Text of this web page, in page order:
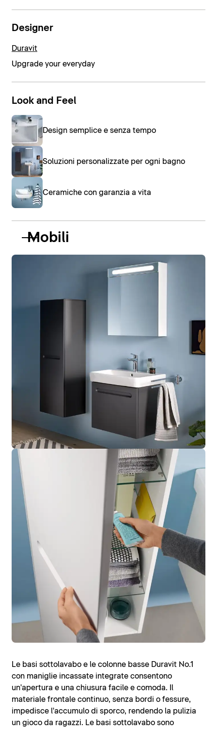
Designer
Duravit
Upgrade your everyday
Look and Feel
Design semplice e senza tempo
Soluzioni personalizzate per ogni bagno
Ceramiche con garanzia a vita
Mobili
Le basi sottolavabo e le colonne basse Duravit No.1
con maniglie incassate integrate consentono
un'apertura e una chiusura facile e comoda. Il
materiale frontale continuo, senza bordi o fessure,
impedisce l'accumulo di sporco, rendendo la pulizia
un gioco da ragazzi. Le basi sottolavabo sono